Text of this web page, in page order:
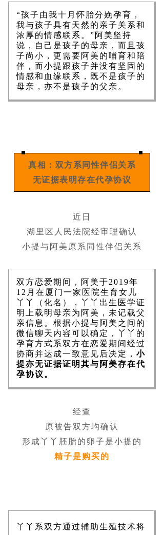
“孩子由我十月怀胎分娩孕育，
我与孩子具有天然的亲子关系和
浓厚的情感联系。”阿美坚持
说，自己是孩子的母亲，而且孩
子尚小，更需要阿美的哺育和陪
伴，而小提跟孩子并没有坚固的
情感和血缘联系，既不是孩子的
母亲，亦不是孩子的父亲。
真相：双方系同性伴侣关系
无证据表明存在代孕协议
近日
湖里区人民法院经审理确认
小提与阿美原系同性伴侣关系
双方恋爱期间，阿美于2019年
12月在厦门一家医院生育女儿
丫丫（化名），丫丫出生医学证
明上载明母亲为阿美，未记载父
亲信息。根据小提与阿美之间的
微信聊天内容可以确定，丫丫的
孕育方式系双方在恋爱期间经过
协商并达成一致意见后决定， 小
提亦无证据证明其与阿美存在代
孕协议。
经查
原被告双方均确认
形成丫丫胚胎的卵子是小提的
精子是购买的
丫丫系双方通过辅助生殖技术将